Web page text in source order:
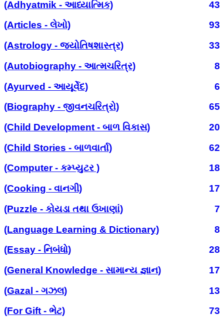
(Adhyatmik - આધ્યાત્મિક)
43
(Articles - લેખો)
93
(Astrology - જ્યોતિષશાસ્ત્ર)
33
(Autobiography - આત્મચરિત્ર)
8
(Ayurved - આયૂર્વેદ)
6
(Biography - જીવનચરિત્રો)
65
(Child Development - બાળ વિકાસ)
20
(Child Stories - બાળવાર્તા)
62
(Computer - કમ્પ્યુટર )
18
(Cooking - વાનગી)
17
(Puzzle - કોયડા તથા ઉખાણાં)
7
(Language Learning & Dictionary)
8
(Essay - નિબંધો)
28
(General Knowledge - સામાન્ય જ્ઞાન)
17
(Gazal - ગઝલ)
13
(For Gift - ભેટ)
73